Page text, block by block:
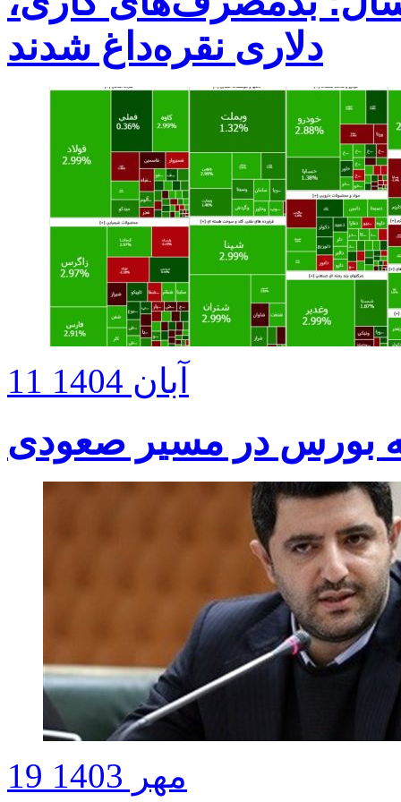
دلاری نقره‌داغ شدند
11 آبان 1404
بورس در مسیر صعودی
19 مهر 1403